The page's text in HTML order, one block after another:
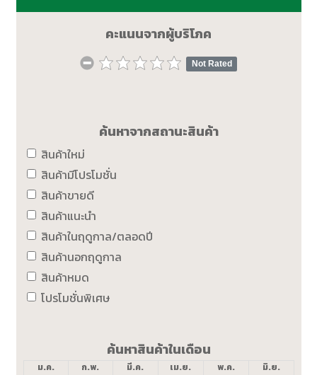
คะแนนจากผู้บริโภค
Not Rated
ค้นหาจากสถานะสินค้า
สินค้าใหม่
สินค้ามีโปรโมชั่น
สินค้าขายดี
สินค้าแนะนำ
สินค้าในฤดูกาล/ตลอดปี
สินค้านอกฤดูกาล
สินค้าหมด
โปรโมชั่นพิเศษ
ค้นหาสินค้าในเดือน
ม.ค. ก.พ. มี.ค. เม.ย. พ.ค. มิ.ย.